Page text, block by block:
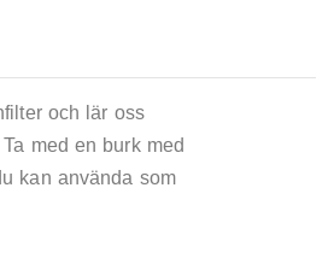
och lär oss
med en burk med
kan använda som